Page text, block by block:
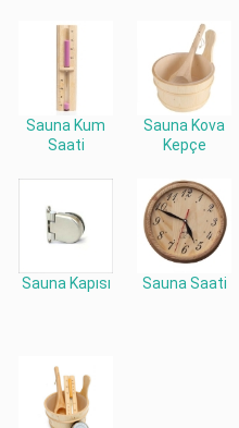
Sauna Kum
Saati
Sauna Kova
Kepçe
Sauna Kapısı Sauna Saati